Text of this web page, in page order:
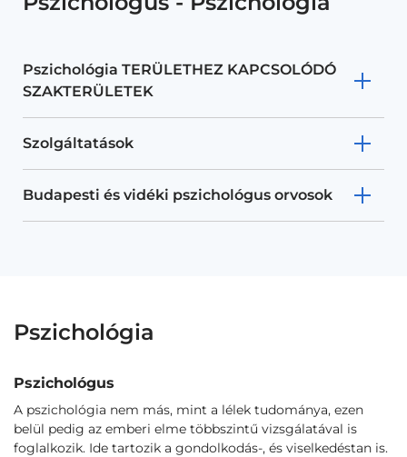
Pszichológia TERÜLETHEZ KAPCSOLÓDÓ
SZAKTERÜLETEK
Szolgáltatások
Budapesti és vidéki pszichológus orvosok
Pszichológia
Pszichológus
A pszichológia nem más, mint a lélek tudománya, ezen
belül pedig az emberi elme többszintű vizsgálatával is
foglalkozik. Ide tartozik a gondolkodás-, és viselkedéstan is.